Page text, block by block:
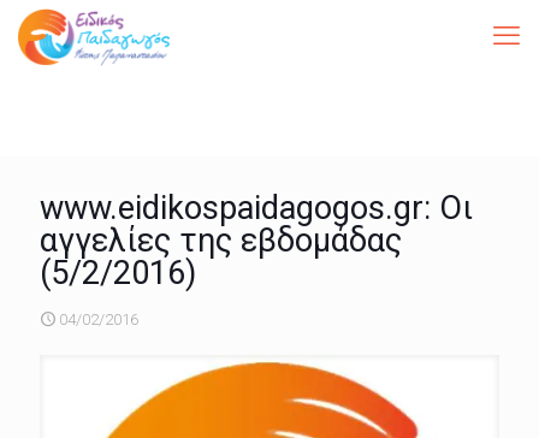
www.eidikospaidagogos.gr: Οι
αγγελίες της εβδομάδας
(5/2/2016)
04/02/2016